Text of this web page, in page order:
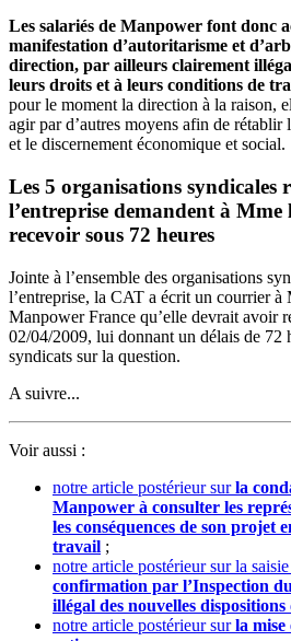
Les salariés de Manpower font donc
manifestation d’autoritarisme et
direction, par ailleurs clairement
leurs droits et à leurs conditions de
pour le moment la direction à la raison,
agir par d’autres moyens afin de rétablir
et le discernement économique et social.
Les 5 organisations syndicales
l’entreprise demandent à Mme
recevoir sous 72 heures
Jointe à l’ensemble des organisations
l’entreprise, la CAT a écrit un courrier à
Manpower France qu’elle devrait avoir
02/04/2009, lui donnant un délais de 72
syndicats sur la question.
A suivre...
Voir aussi :
notre article postérieur surla
Manpower à consulter les
les conséquences de son projet
travail ;
notre article postérieur sur la
confirmation par l’Inspection
illégal des nouvelles dispositions
notre article postérieur surla mise